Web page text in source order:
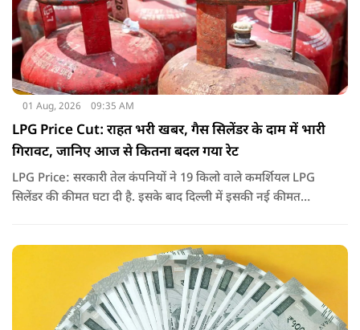
01 Aug, 2026 09:35 AM
LPG Price Cut: राहत भरी खबर, गैस सिलेंडर के दाम में भारी
गिरावट, जानिए आज से कितना बदल गया रेट
LPG Price: सरकारी तेल कंपनियों ने 19 किलो वाले कमर्शियल LPG
सिलेंडर की कीमत घटा दी है. इसके बाद दिल्ली में इसकी नई कीमत